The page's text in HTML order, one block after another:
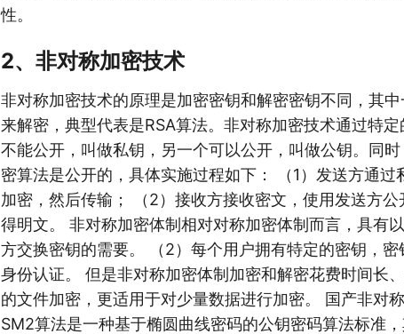
性。
2、非对称加密技术
非对称加密技术的原理是加密密钥和解密密钥不同，其
来解密，典型代表是RSA算法。非对称加密技术通过特
不能公开，叫做私钥，另一个可以公开，叫做公钥。同
密算法是公开的，具体实施过程如下： （1）发送方通
加密，然后传输； （2）接收方接收密文，使用发送方
得明文。 非对称加密体制相对对称加密体制而言，具有
方交换密钥的需要。 （2）每个用户拥有特定的密钥，
身份认证。 但是非对称加密体制加密和解密花费时间长
的文件加密，更适用于对少量数据进行加密。 国产非对
SM2算法是一种基于椭圆曲线密码的公钥密码算法标准